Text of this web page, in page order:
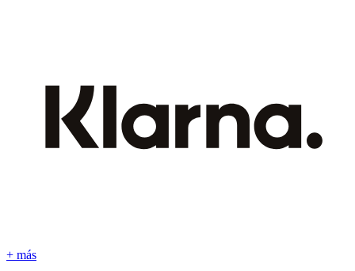
+ más